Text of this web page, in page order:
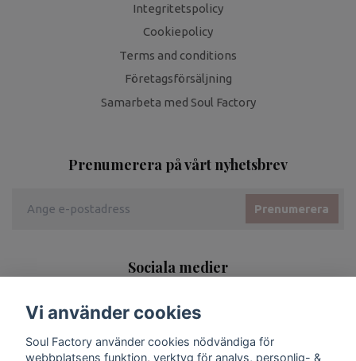
Integritetspolicy
Cookiepolicy
Terms and conditions
Företagsförsäljning
Samarbeta med Soul Factory
Prenumerera på vårt nyhetsbrev
Prenumerera
Sociala medier
Vi använder cookies
Soul Factory använder cookies nödvändiga för
webbplatsens funktion, verktyg för analys, personlig- &